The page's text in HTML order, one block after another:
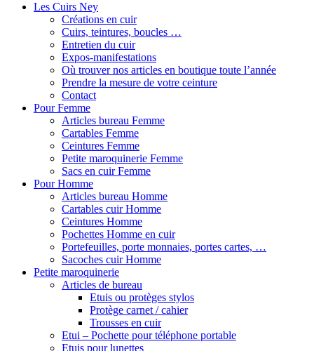
Les Cuirs Ney
Créations en cuir
Cuirs, teintures, boucles …
Entretien du cuir
Expos-manifestations
Où trouver nos articles en boutique toute l’année
Prendre la mesure de votre ceinture
Contact
Pour Femme
Articles bureau Femme
Cartables Femme
Ceintures Femme
Petite maroquinerie Femme
Sacs en cuir Femme
Pour Homme
Articles bureau Homme
Cartables cuir Homme
Ceintures Homme
Pochettes Homme en cuir
Portefeuilles, porte monnaies, portes cartes, …
Sacoches cuir Homme
Petite maroquinerie
Articles de bureau
Etuis ou protèges stylos
Protège carnet / cahier
Trousses en cuir
Etui – Pochette pour téléphone portable
Etuis pour lunettes